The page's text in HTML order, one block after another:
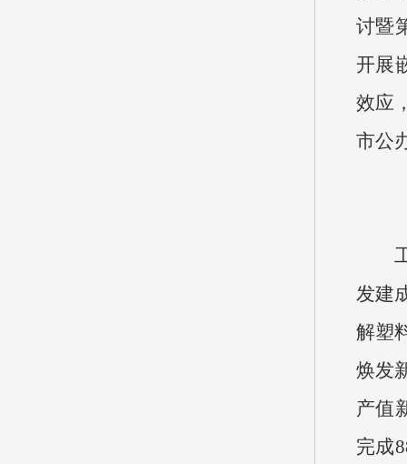
讨暨
开展
效应
市公
发建
解塑
焕发
产值
完成